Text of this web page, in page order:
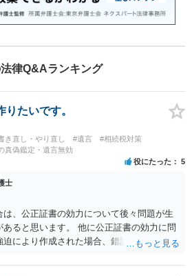
律Q&Aランキング
たいです。
き直し・やり直し #遺言
#相続税対策
真偽鑑定・遺言無効
役にたった 5
士
、公正証書の効力について後々問題が生
あると思います。 他に公正証書の効力に問
により作成された場合、錯誤（勘違い）
る場合は、１０～数十万円程度になるケ